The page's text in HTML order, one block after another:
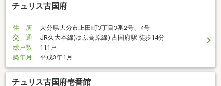
チュリス古国府
住 所
大分県大分市上田町3丁目3番2号、4号
交 通
JR久大本線(ゆふ高原線) 古国府駅 徒歩14分
総戸数
111戸
築年月
平成3年1月
チュリス古国府壱番館